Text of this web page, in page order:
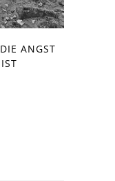
ANGST